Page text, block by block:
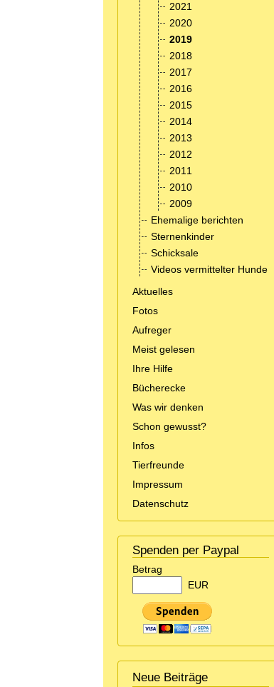
2021
2020
2019
2018
2017
2016
2015
2014
2013
2012
2011
2010
2009
Ehemalige berichten
Sternenkinder
Schicksale
Videos vermittelter Hunde
Aktuelles
Fotos
Aufreger
Meist gelesen
Ihre Hilfe
Bücherecke
Was wir denken
Schon gewusst?
Infos
Tierfreunde
Impressum
Datenschutz
Spenden per Paypal
Betrag
EUR
Neue Beiträge